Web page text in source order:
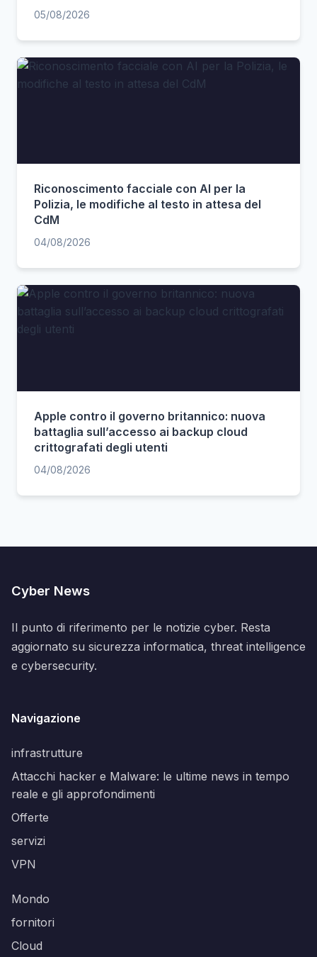
05/08/2026
Riconoscimento facciale con AI per la
Polizia, le modifiche al testo in attesa del
CdM
04/08/2026
Apple contro il governo britannico: nuova
battaglia sull’accesso ai backup cloud
crittografati degli utenti
04/08/2026
Cyber News
Il punto di riferimento per le notizie cyber. Resta
aggiornato su sicurezza informatica, threat intelligence
e cybersecurity.
Navigazione
infrastrutture
Attacchi hacker e Malware: le ultime news in tempo
reale e gli approfondimenti
Offerte
servizi
VPN
Mondo
fornitori
Cloud